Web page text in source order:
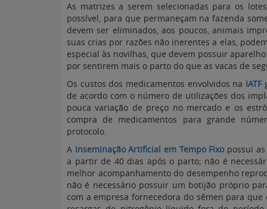
As matrizes a serem selecionadas para os
possível, para que permaneçam na fazenda
devem ser eliminados, aos poucos, animais
suas crias por razões não inerentes a elas,
especial às novilhas, que devem possuir
por sentirem mais o parto do que as vacas de
Os custos dos medicamentos envolvidos na IATF
de acordo com o número de utilizações dos
pouca variação de preço no mercado e os
compra de medicamentos para grande
protocolo.
A Inseminação Artificial em Tempo Fixo possui
a partir de 40 dias após o parto; não é
melhor acompanhamento do desempenho
não é necessário possuir um botijão próprio
com a empresa fornecedora do sêmen para